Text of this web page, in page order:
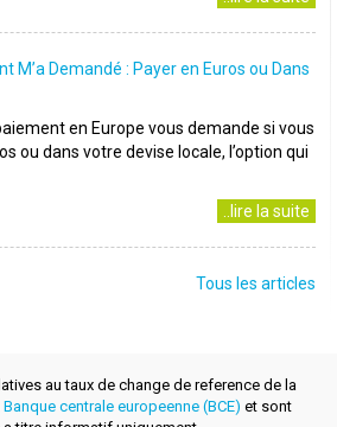
M’a Demandé : Payer en Euros ou Dans
en Europe vous demande si vous
ou dans votre devise locale, l’option qui
..lire la suite
Tous les articles
au taux de change de reference de la
Banque centrale europeenne (BCE) et sont